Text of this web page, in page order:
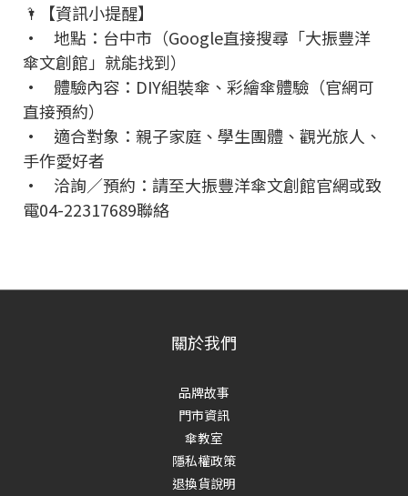
🌂【資訊小提醒】
• 地點：台中市（Google直接搜尋「大振豐洋
傘文創館」就能找到）
• 體驗內容：DIY組裝傘、彩繪傘體驗（官網可
直接預約）
• 適合對象：親子家庭、學生團體、觀光旅人、
手作愛好者
• 洽詢／預約：請至大振豐洋傘文創館官網或致
電04-22317689聯絡
關於我們
品牌故事
門市資訊
傘教室
隱私權政策
退換貨說明